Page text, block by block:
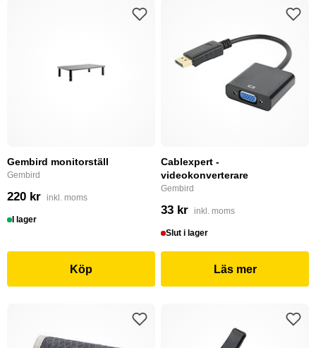
Gembird monitorställ
Gembird
220 kr inkl. moms
I lager
Köp
Cablexpert -
videokonverterare
Gembird
33 kr inkl. moms
Slut i lager
Läs mer